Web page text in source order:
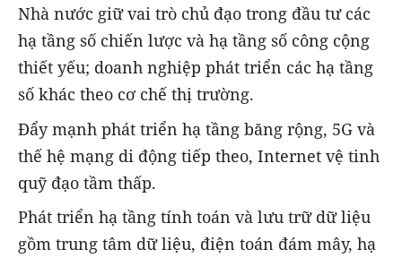
Nhà nước giữ vai trò chủ đạo trong đầu tư các
hạ tầng số chiến lược và hạ tầng số công cộng
thiết yếu; doanh nghiệp phát triển các hạ tầng
số khác theo cơ chế thị trường.
Đẩy mạnh phát triển hạ tầng băng rộng, 5G và
thế hệ mạng di động tiếp theo, Internet vệ tinh
quỹ đạo tầm thấp.
Phát triển hạ tầng tính toán và lưu trữ dữ liệu
gồm trung tâm dữ liệu, điện toán đám mây, hạ